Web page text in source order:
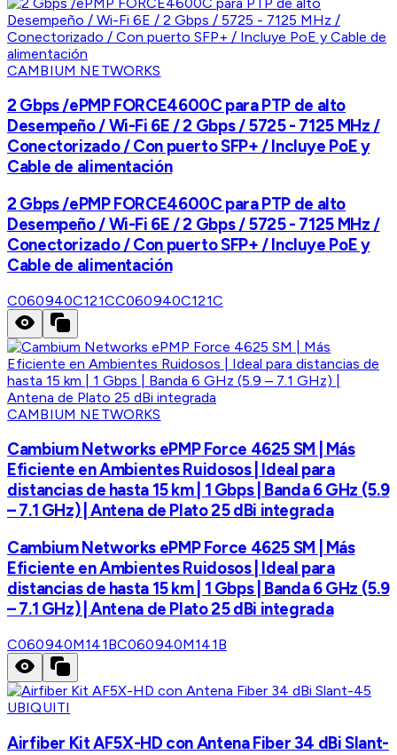
CAMBIUM NETWORKS
2 Gbps /ePMP FORCE4600C para PTP de alto
Desempeño / Wi-Fi 6E / 2 Gbps / 5725 - 7125 MHz /
Conectorizado / Con puerto SFP+ / Incluye PoE y
Cable de alimentación
2 Gbps /ePMP FORCE4600C para PTP de alto
Desempeño / Wi-Fi 6E / 2 Gbps / 5725 - 7125 MHz /
Conectorizado / Con puerto SFP+ / Incluye PoE y
Cable de alimentación
C060940C121CC060940C121C
CAMBIUM NETWORKS
Cambium Networks ePMP Force 4625 SM | Más
Eficiente en Ambientes Ruidosos | Ideal para
distancias de hasta 15 km | 1 Gbps | Banda 6 GHz (5.9
– 7.1 GHz) | Antena de Plato 25 dBi integrada
Cambium Networks ePMP Force 4625 SM | Más
Eficiente en Ambientes Ruidosos | Ideal para
distancias de hasta 15 km | 1 Gbps | Banda 6 GHz (5.9
– 7.1 GHz) | Antena de Plato 25 dBi integrada
C060940M141BC060940M141B
UBIQUITI
Airfiber Kit AF5X-HD con Antena Fiber 34 dBi Slant-